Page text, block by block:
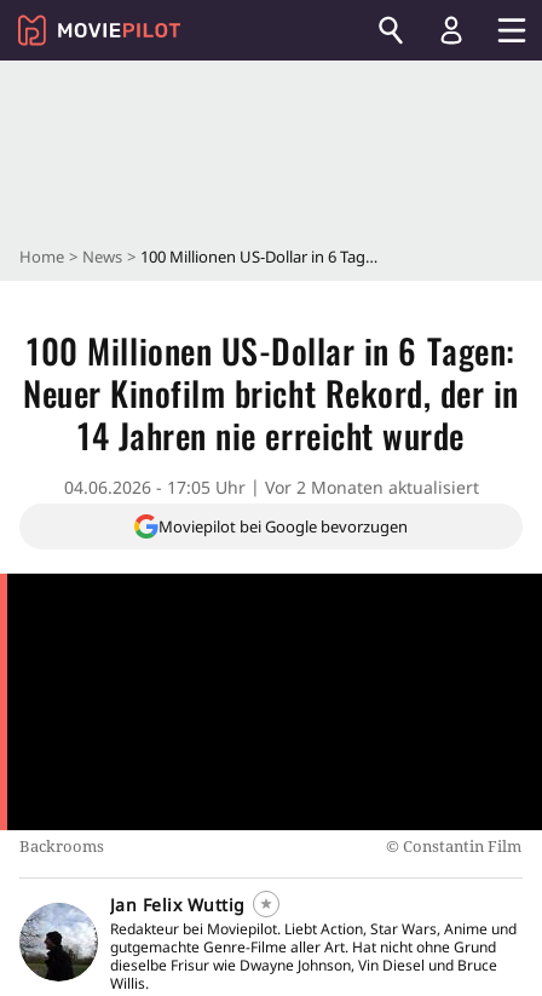
Home News 100 Millionen US-Dollar in 6 Tagen: Neuer Kinofilm bricht Rekord, der in 14 Jahren nie erreicht wurde
100 Millionen US-Dollar in 6 Tagen:
Neuer Kinofilm bricht Rekord, der in
14 Jahren nie erreicht wurde
04.06.2026 - 17:05 Uhr Vor 2 Monaten aktualisiert
Moviepilot bei Google bevorzugen
Backrooms Constantin Film
Jan Felix Wuttig
Redakteur bei Moviepilot. Liebt Action, Star Wars, Anime und
gutgemachte Genre-Filme aller Art. Hat nicht ohne Grund
dieselbe Frisur wie Dwayne Johnson, Vin Diesel und Bruce
Willis.